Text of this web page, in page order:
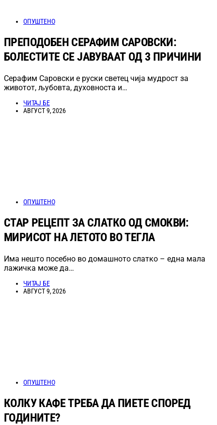
ОПУШТЕНО
ПРЕПОДОБЕН СЕРАФИМ САРОВСКИ:
БОЛЕСТИТЕ СЕ ЈАВУВААТ ОД 3 ПРИЧИНИ
Серафим Саровски е руски светец чија мудрост за
животот, љубовта, духовноста и…
ЧИТАЈ БЕ
АВГУСТ 9, 2026
ОПУШТЕНО
СТАР РЕЦЕПТ ЗА СЛАТКО ОД СМОКВИ:
МИРИСОТ НА ЛЕТОТО ВО ТЕГЛА
Има нешто посебно во домашното слатко – една мала
лажичка може да…
ЧИТАЈ БЕ
АВГУСТ 9, 2026
ОПУШТЕНО
КОЛКУ КАФЕ ТРЕБА ДА ПИЕТЕ СПОРЕД
ГОДИНИТЕ?